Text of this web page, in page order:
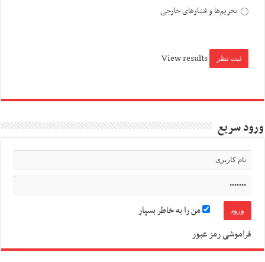
تحریم‌ها و فشارهای خارجی
View results
ورود سریع
من را به خاطر بسپار
فراموشی رمز عبور